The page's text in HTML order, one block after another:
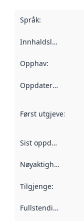
Språk:
Innhaldsleverandørar
Opphav:
Oppdateringsfrekvens
Først utgjeve:
Sist oppdatert
Nøyaktigheit
Tilgjenge:
Fullstendigheit